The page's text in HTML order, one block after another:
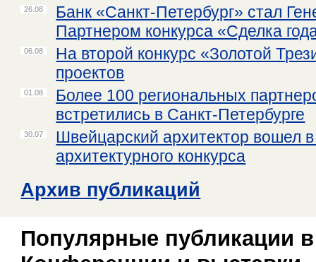
26.08
Банк «Санкт-Петербург» стал
Партнером конкурса «Сделка
06.08
На второй конкурс «Золотой
проектов
01.08
Более 100 региональных
встретились в Санкт-Петербурге
30.07
Швейцарский архитектор вошел
архитектурного конкурса
Архив публикаций
Популярные публикации